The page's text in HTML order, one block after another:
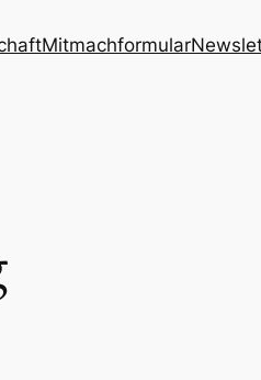
Mitmachformular